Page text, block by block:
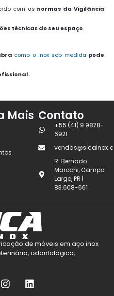
com as normas da Vigilância
técnicas do seu espaço.
como o inox sob medida pode
Mais Contato
+55 (41) 9 9878-
6921
R. Bernado
Marochi, Campo
Largo, PR |
83.608-661
de móveis em aço inox
odontológico,